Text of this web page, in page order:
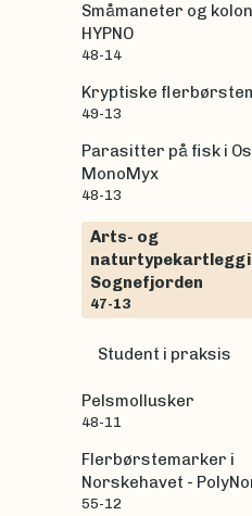
Småmaneter og
HYPNO
48-14
Kryptiske
49-13
Parasitter på fisk i
MonoMyx
48-13
Arts- og
Sognefjorden
47-13
Student i praksis
Pelsmollusker
48-11
Flerbørstemarker i
Norskehavet -
55-12